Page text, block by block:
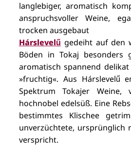
langlebiger, aromatisch
anspruchsvoller Weine,
trocken ausgebaut
Hárslevelű gedeiht auf den
Böden in Tokaj besonders
aromatisch spannend
»fruchtig«. Aus Hárslevelű
Spektrum Tokajer Weine,
hochnobel edelsüß. Eine
bestimmtes Klischee
unverzüchtete, ursprünglich
verspricht.